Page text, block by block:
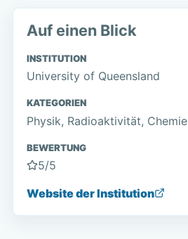
Auf einen Blick
INSTITUTION
University of Queensland
KATEGORIEN
Physik, Radioaktivität, Chemie
BEWERTUNG
5/5
Website der Institution